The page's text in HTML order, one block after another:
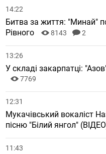
14:22
Битва за життя: "Минай"
Рівного
8143 2
13:26
У складі закарпатці:
7769
12:31
Мукачівський вокаліст
пісню "Білий янгол"
11:43